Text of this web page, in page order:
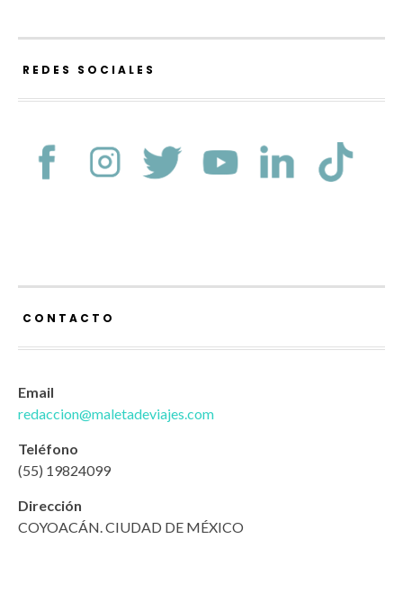
REDES SOCIALES
CONTACTO
Email
redaccion@maletadeviajes.com
Teléfono
(55) 19824099
Dirección
COYOACÁN. CIUDAD DE MÉXICO